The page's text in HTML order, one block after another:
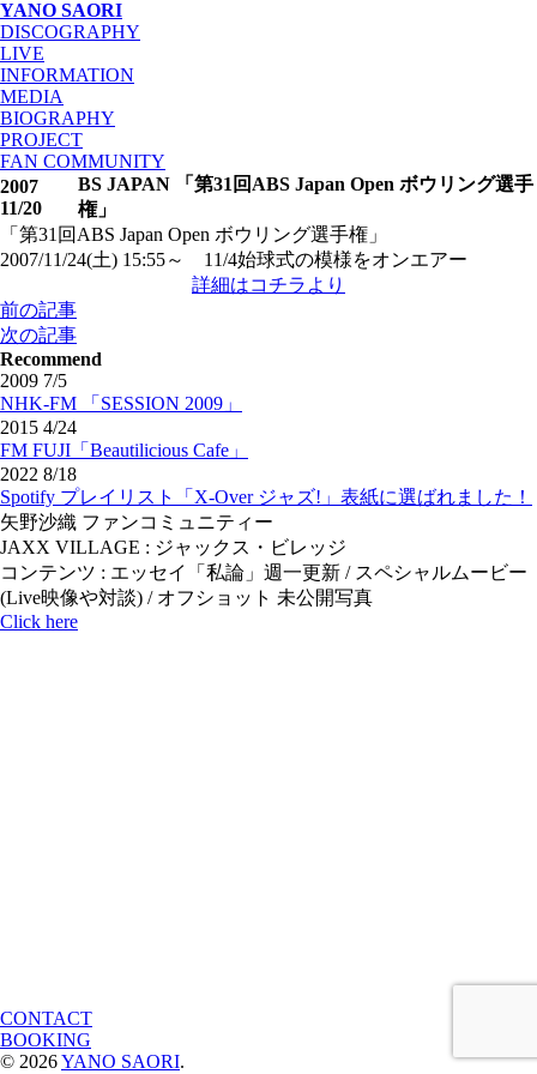
YANO SAORI
DISCOGRAPHY
LIVE
INFORMATION
MEDIA
BIOGRAPHY
PROJECT
FAN COMMUNITY
2007
11/20
BS JAPAN 「第31回ABS Japan Open ボウリング選手
権」
「第31回ABS Japan Open ボウリング選手権」
2007/11/24(土) 15:55～ 11/4始球式の模様をオンエアー
詳細はコチラより
投
稿
ナ
ビ
ゲ
ー
シ
ョ
ン
前の記事
次の記事
Recommend
2009 7/5
NHK-FM 「SESSION 2009」
2015 4/24
FM FUJI「Beautilicious Cafe」
2022 8/18
Spotify プレイリスト「X-Over ジャズ!」表紙に選ばれました！
矢野沙織 ファンコミュニティー
JAXX VILLAGE : ジャックス・ビレッジ
コンテンツ : エッセイ「私論」週一更新 / スペシャルムービー
(Live映像や対談) / オフショット 未公開写真
Click here
CONTACT
BOOKING
© 2026YANO SAORI.